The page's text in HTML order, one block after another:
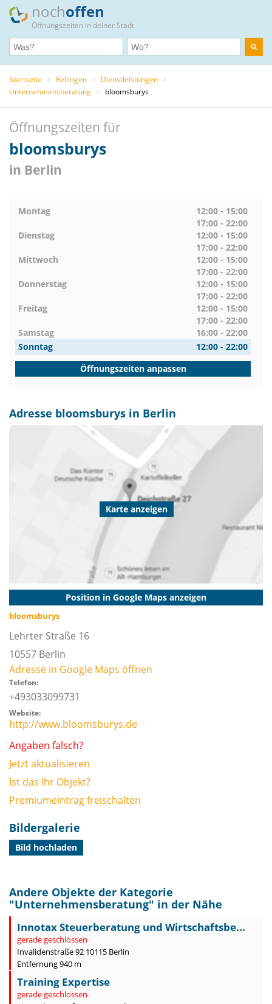
nochoffen
Öffnungszeiten in deiner Stadt
Startseite > Rellingen > Dienstleistungen >
Unternehmensberatung > bloomsburys
Öffnungszeiten für
bloomsburys
in Berlin
Montag
12:00 - 15:00
17:00 - 22:00
Dienstag
12:00 - 15:00
17:00 - 22:00
Mittwoch
12:00 - 15:00
17:00 - 22:00
Donnerstag
12:00 - 15:00
17:00 - 22:00
Freitag
12:00 - 15:00
17:00 - 22:00
Samstag
16:00 - 22:00
Sonntag
12:00 - 22:00
Öffnungszeiten anpassen
Adresse bloomsburys in Berlin
Karte anzeigen
Position in Google Maps anzeigen
bloomsburys
Lehrter Straße 16
10557 Berlin
Adresse in Google Maps öffnen
Telefon:
+493033099731
Website:
http://www.bloomsburys.de
Angaben falsch?
Jetzt aktualisieren
Ist das Ihr Objekt?
Premiumeintrag freischalten
Bildergalerie
Bild hochladen
Andere Objekte der Kategorie
"Unternehmensberatung" in der Nähe
Innotax Steuerberatung und Wirtschaftsbe...
gerade geschlossen
Invalidenstraße 92 10115 Berlin
Entfernung 940 m
Training Expertise
gerade geschlossen